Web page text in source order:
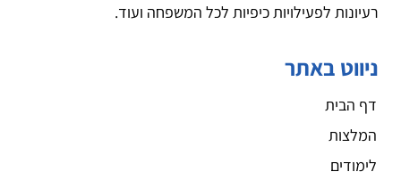
רעיונות לפעילויות כיפיות לכל המשפחה ועוד.
ניווט באתר
דף הבית
המלצות
לימודים